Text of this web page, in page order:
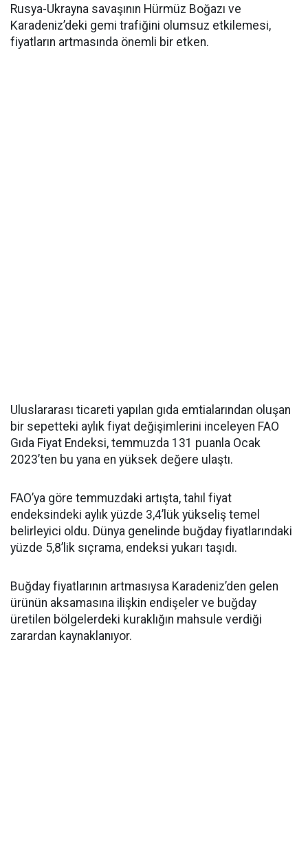
Rusya-Ukrayna savaşının Hürmüz Boğazı ve
Karadeniz’deki gemi trafiğini olumsuz etkilemesi,
fiyatların artmasında önemli bir etken.
Uluslararası ticareti yapılan gıda emtialarından oluşan
bir sepetteki aylık fiyat değişimlerini inceleyen FAO
Gıda Fiyat Endeksi, temmuzda 131 puanla Ocak
2023’ten bu yana en yüksek değere ulaştı.
FAO’ya göre temmuzdaki artışta, tahıl fiyat
endeksindeki aylık yüzde 3,4’lük yükseliş temel
belirleyici oldu. Dünya genelinde buğday fiyatlarındaki
yüzde 5,8’lik sıçrama, endeksi yukarı taşıdı.
Buğday fiyatlarının artmasıysa Karadeniz’den gelen
ürünün aksamasına ilişkin endişeler ve buğday
üretilen bölgelerdeki kuraklığın mahsule verdiği
zarardan kaynaklanıyor.